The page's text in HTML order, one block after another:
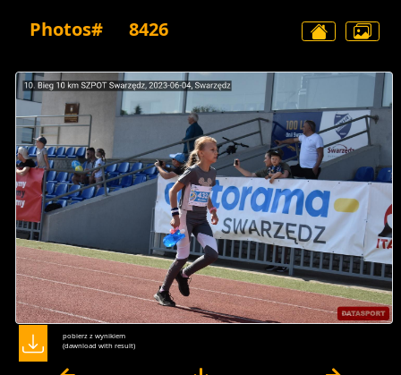
Photos# 8426
pobierz z wynikiem
(dawnload with result)